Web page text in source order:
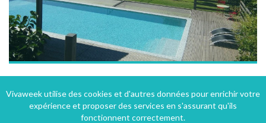
Domaine Anguyales 5* entre Toulouse et Carcassonne
Carcassonne (27 km), Aude, Languedoc-Roussillon, Occitanie, France
Vivaweek utilise des cookies et d'autres données pour enrichir votre
expérience et proposer des services en s'assurant qu'ils
fonctionnent correctement.